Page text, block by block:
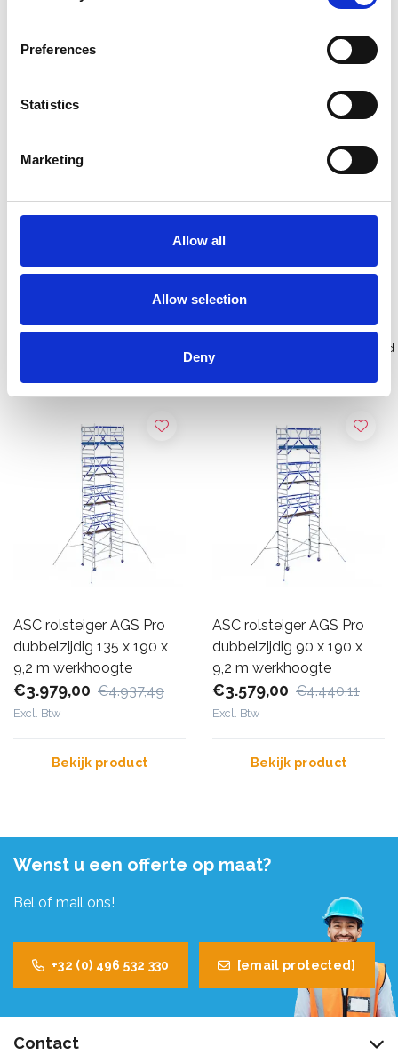
Preferences
Statistics
Marketing
Allow all
Allow selection
Deny
Original 135x190
€2.849,00 €3.532,43
ASC rolsteiger AGS Pro
dubbelzijdig 75 x 190 x 9,2
€3.479,00 €4.312,78
Gratis verzending in Nederland
ASC rolsteiger AGS Pro
dubbelzijdig 135 x 190 x
9,2 m werkhoogte
€3.979,00 €4.937,49
Excl. Btw
Bekijk product
ASC rolsteiger AGS Pro
dubbelzijdig 90 x 190 x
9,2 m werkhoogte
€3.579,00 €4.440,11
Excl. Btw
Bekijk product
Wenst u een offerte op maat?
Bel of mail ons!
+32 (0) 496 532 330 [email protected]
Contact